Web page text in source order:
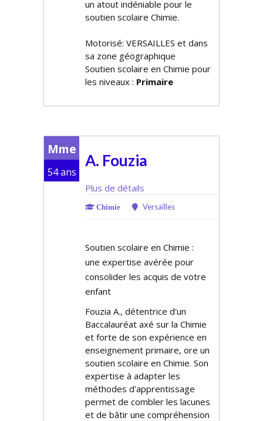
un atout indéniable pour le
soutien scolaire Chimie.
Motorisé: VERSAILLES et dans
sa zone géographique
Soutien scolaire en Chimie pour
les niveaux : Primaire
Mme
54 ans
A. Fouzia
Plus de détails
Chimie Versailles
Soutien scolaire en Chimie :
une expertise avérée pour
consolider les acquis de votre
enfant
Fouzia A., détentrice d'un
Baccalauréat axé sur la Chimie
et forte de son expérience en
enseignement primaire, offre un
soutien scolaire en Chimie. Son
expertise à adapter les
méthodes d'apprentissage
permet de combler les lacunes
et de bâtir une compréhension